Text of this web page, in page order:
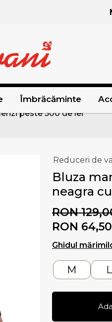
Îmbrăcăminte
peste 500 de lei
Reduceri de
Bluza
neagra
RON
RON 64,50
Ghidul
M L